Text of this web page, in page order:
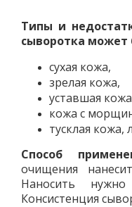
Типы и
сыворотка может
сухая кожа,
зрелая кожа,
уставшая
кожа с
тусклая кожа,
Способ
очищения
Наносить
Консистенция